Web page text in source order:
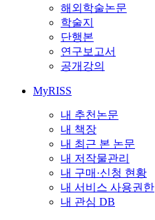
해외학술논문
학술지
단행본
연구보고서
공개강의
MyRISS
내 추천논문
내 책장
내 최근 본 논문
내 저작물관리
내 구매·신청 현황
내 서비스 사용권한
내 관심 DB